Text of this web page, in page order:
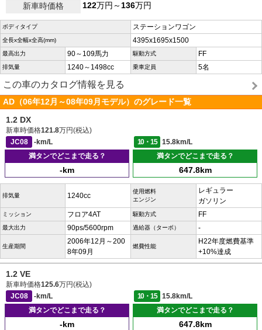
新車時価格
122万円～136万円
ボディタイプ ステーションワゴン
全長x全幅x全高(mm) 4395x1695x1500
最高出力 90～109馬力 駆動方式 FF
排気量 1240～1498cc 乗車定員 5名
この車のカタログ情報を見る
AD（06年12月～08年09月モデル）のグレード一覧
1.2 DX
新車時価格121.8万円(税込)
JC08
-km/L 10・15
15.8km/L
満タンでどこまで走る？
-km
満タンでどこまで走る？
647.8km
排気量 1240cc
使用燃料
エンジン
レギュラー
ガソリン
ミッション フロア4AT 駆動方式 FF
最大出力 90ps/5600rpm 過給器（ターボ） -
生産期間
2006年12月～200
8年09月
燃費性能
H22年度燃費基準
+10%達成
1.2 VE
新車時価格125.6万円(税込)
JC08
-km/L 10・15
15.8km/L
満タンでどこまで走る？
-km
満タンでどこまで走る？
647.8km